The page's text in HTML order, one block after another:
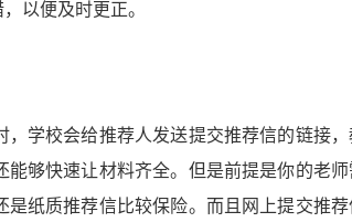
以便及时更正。
学校会给推荐人发送提交推荐信的链接
够快速让材料齐全。但是前提是你的老师
纸质推荐信比较保险。而且网上提交推